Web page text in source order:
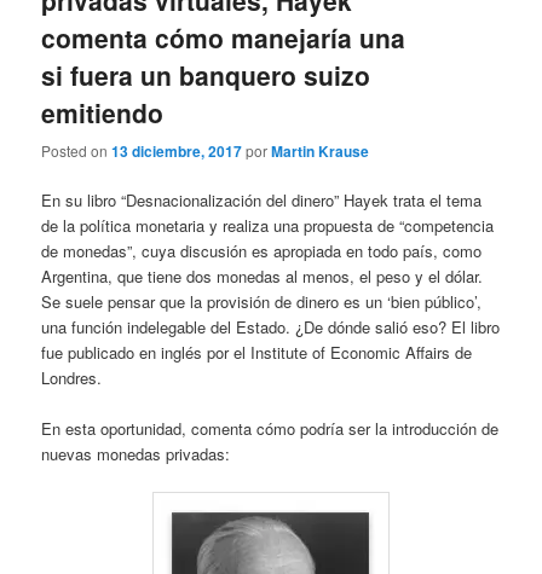
comenta cómo manejaría una
si fuera un banquero suizo
emitiendo
Posted on13 diciembre, 2017porMartin Krause
En su libro “Desnacionalización del dinero” Hayek trata el tema
de la política monetaria y realiza una propuesta de “competencia
de monedas”, cuya discusión es apropiada en todo país, como
Argentina, que tiene dos monedas al menos, el peso y el dólar.
Se suele pensar que la provisión de dinero es un ‘bien público’,
una función indelegable del Estado. ¿De dónde salió eso? El libro
fue publicado en inglés por el Institute of Economic Affairs de
Londres.
En esta oportunidad, comenta cómo podría ser la introducción de
nuevas monedas privadas: